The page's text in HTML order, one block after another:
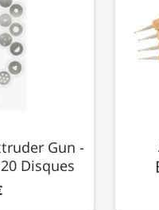
Gun -
Disques